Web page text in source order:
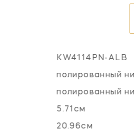
KW4114PN-ALB
полированный
полированный
5.71см
20.96см